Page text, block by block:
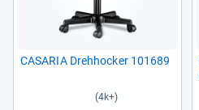
CASA­RIA Dreh­ho­cker 101689
(4k+)